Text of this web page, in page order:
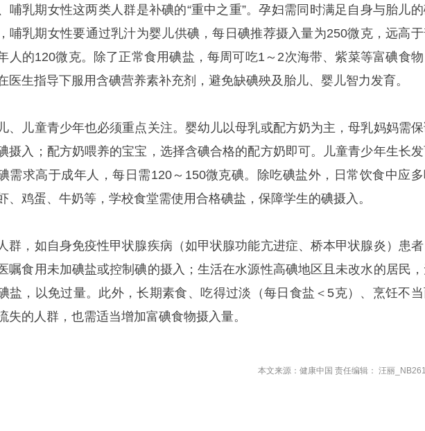
哺乳期女性这两类人群是补碘的“重中之重”。孕妇需同时满足自身与胎儿
哺乳期女性要通过乳汁为婴儿供碘，每日碘推荐摄入量为250微克，远高
人的120微克。除了正常食用碘盐，每周可吃1～2次海带、紫菜等富碘食物
医生指导下服用含碘营养素补充剂，避免缺碘殃及胎儿、婴儿智力发育。
、儿童青少年也必须重点关注。婴幼儿以母乳或配方奶为主，母乳妈妈需
摄入；配方奶喂养的宝宝，选择含碘合格的配方奶即可。儿童青少年生长
需求高于成年人，每日需120～150微克碘。除吃碘盐外，日常饮食中应
、鸡蛋、牛奶等，学校食堂需使用合格碘盐，保障学生的碘摄入。
群，如自身免疫性甲状腺疾病（如甲状腺功能亢进症、桥本甲状腺炎）患者
嘱食用未加碘盐或控制碘的摄入；生活在水源性高碘地区且未改水的居民
盐，以免过量。此外，长期素食、吃得过淡（每日食盐＜5克）、烹饪不
失的人群，也需适当增加富碘食物摄入量。
本文来源：健康中国 责任编辑： 汪丽